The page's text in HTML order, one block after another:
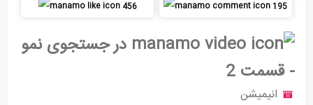
456 195
در جستجوی نمو
- قسمت 2
انیمیشن